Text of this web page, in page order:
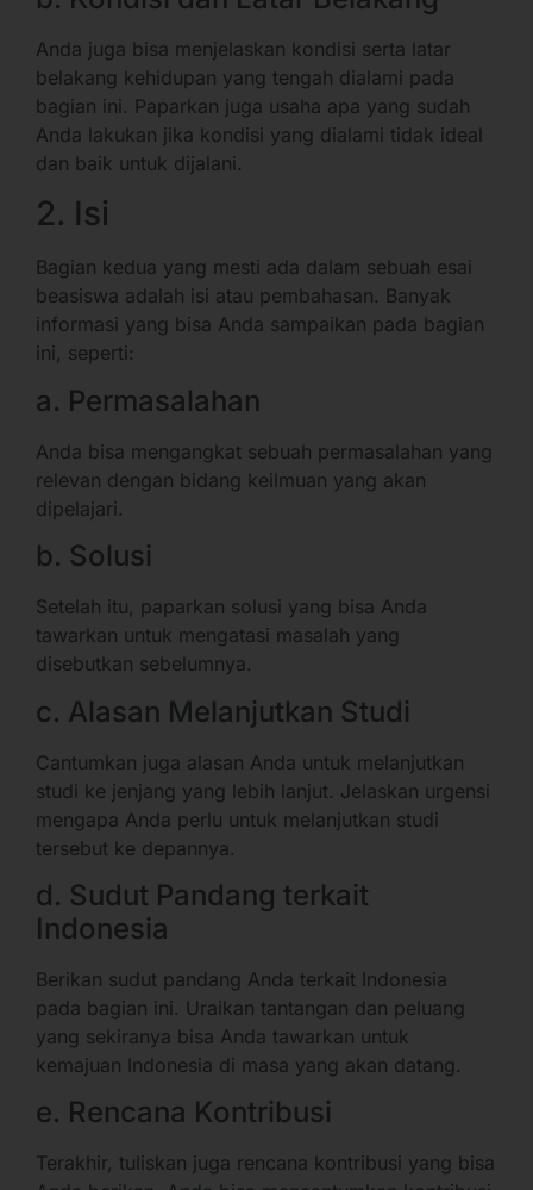
Anda juga bisa menjelaskan kondisi serta latar
belakang kehidupan yang tengah dialami pada
bagian ini. Paparkan juga usaha apa yang sudah
Anda lakukan jika kondisi yang dialami tidak ideal
dan baik untuk dijalani.
2. Isi
Bagian kedua yang mesti ada dalam sebuah esai
beasiswa adalah isi atau pembahasan. Banyak
informasi yang bisa Anda sampaikan pada bagian
ini, seperti:
a. Permasalahan
Anda bisa mengangkat sebuah permasalahan yang
relevan dengan bidang keilmuan yang akan
dipelajari.
b. Solusi
Setelah itu, paparkan solusi yang bisa Anda
tawarkan untuk mengatasi masalah yang
disebutkan sebelumnya.
c. Alasan Melanjutkan Studi
Cantumkan juga alasan Anda untuk melanjutkan
studi ke jenjang yang lebih lanjut. Jelaskan urgensi
mengapa Anda perlu untuk melanjutkan studi
tersebut ke depannya.
d. Sudut Pandang terkait
Indonesia
Berikan sudut pandang Anda terkait Indonesia
pada bagian ini. Uraikan tantangan dan peluang
yang sekiranya bisa Anda tawarkan untuk
kemajuan Indonesia di masa yang akan datang.
e. Rencana Kontribusi
Terakhir, tuliskan juga rencana kontribusi yang bisa